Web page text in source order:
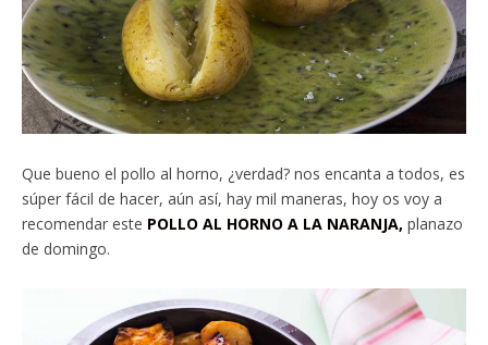
Que bueno el pollo al horno, ¿verdad? nos encanta a todos, es
súper fácil de hacer, aún así, hay mil maneras, hoy os voy a
recomendar este POLLO AL HORNO A LA NARANJA, planazo
de domingo.